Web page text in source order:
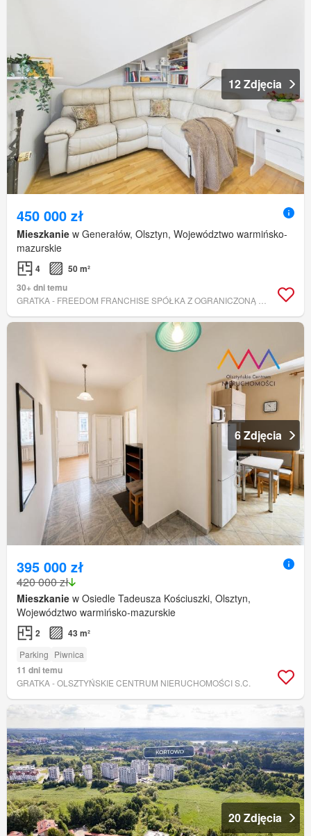
12 Zdjęcia
450 000 zł
Mieszkanie w Generałów, Olsztyn, Województwo warmińsko-
mazurskie
4
50 m²
30+ dni temu
6 Zdjęcia
395 000 zł
420 000 zł
Mieszkanie w Osiedle Tadeusza Kościuszki, Olsztyn,
Województwo warmińsko-mazurskie
2 43 m²
Parking Piwnica
11 dni temu
GRATKA - OLSZTYŃSKIE CENTRUM NIERUCHOMOŚCI S.C.
20 Zdjęcia